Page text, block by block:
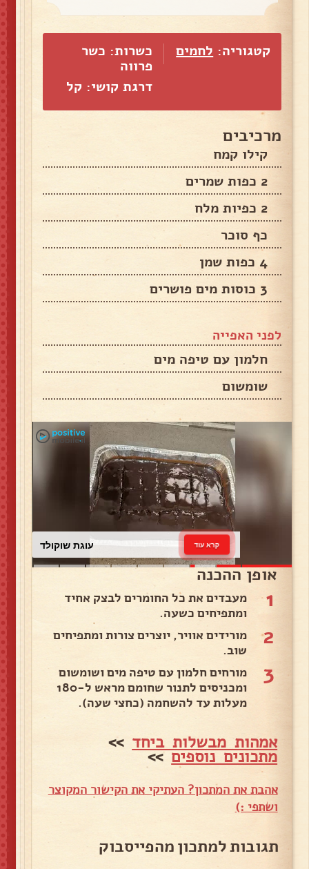
קטגוריה: לחמים
כשרות: כשר
פרווה
דרגת קושי: קל
מרכיבים
קילו קמח
2 כפות שמרים
2 כפיות מלח
כף סוכר
4 כפות שמן
3 כוסות מים פושרים
לפני האפייה
חלמון עם טיפה מים
שומשום
עוגת שוקולד קרא עוד
אופן ההכנה
1
מעבדים את כל החומרים לבצק אחיד
ומתפיחים כשעה.
2
מורידים אוויר, יוצרים צורות ומתפיחים
שוב.
3
מורחים חלמון עם טיפה מים ושומשום
ומכניסים לתנור שחומם מראש ל-180
מעלות עד להשחמה (כחצי שעה).
אמהות מבשלות ביחד >>
מתכונים נוספים>>
אהבת את המתכון? העתיקי את הקישור המקוצר
ושתפי :)
תגובות למתכון מהפייסבוק